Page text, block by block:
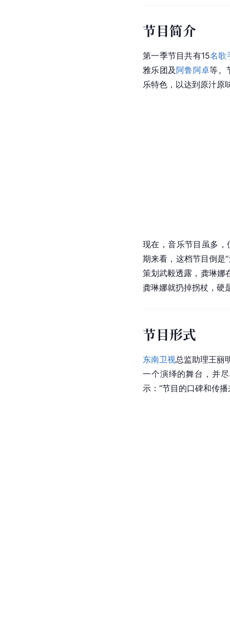
节目简介
第一季节目共有15名歌
雅乐团及 阿鲁阿卓等。
乐特色，以达到原汁原
现在，音乐节目虽多，
期来看，这档节目倒是
策划武毅透露，龚琳娜
龚琳娜就扔掉拐杖，硬
节目形式
东南卫视总监助理王丽
一个演绎的舞台，并
示：“节目的口碑和传